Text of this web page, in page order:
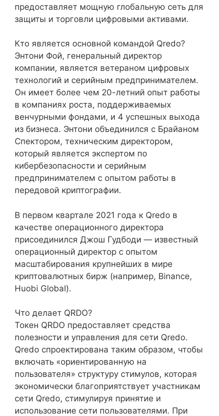
предоставляет мощную глобальную сеть для
защиты и торговли цифровыми активами.
Кто является основной командой Qredo?
Энтони Фой, генеральный директор
компании, является ветераном цифровых
технологий и серийным предпринимателем.
Он имеет более чем 20-летний опыт работы
в компаниях роста, поддерживаемых
венчурными фондами, и 4 успешных выхода
из бизнеса. Энтони объединился с Брайаном
Спектором, техническим директором,
который является экспертом по
кибербезопасности и серийным
предпринимателем с опытом работы в
передовой криптографии.
В первом квартале 2021 года к Qredo в
качестве операционного директора
присоединился Джош Гудбоди — известный
операционный директор с опытом
масштабирования крупнейших в мире
криптовалютных бирж (например, Binance,
Huobi Global).
Что делает QRDO?
Токен QRDO предоставляет средства
полезности и управления для сети Qredo.
Qredo спроектирована таким образом, чтобы
включать «ориентированную на
пользователя» структуру стимулов, которая
экономически благоприятствует участникам
сети Qredo, стимулируя принятие и
использование сети пользователями. При